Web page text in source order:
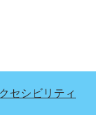
セシビリティ